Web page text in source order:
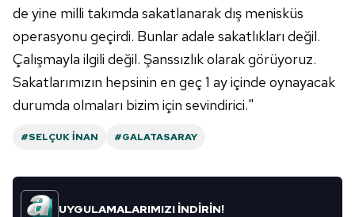
de yine milli takımda sakatlanarak dış menisküs
operasyonu geçirdi. Bunlar adale sakatlıkları değil.
Çalışmayla ilgili değil. Şanssızlık olarak görüyoruz.
Sakatlarımızın hepsinin en geç 1 ay içinde oynayacak
durumda olmaları bizim için sevindirici."
#SELÇUK İNAN #GALATASARAY
UYGULAMALARIMIZI İNDİRİN!